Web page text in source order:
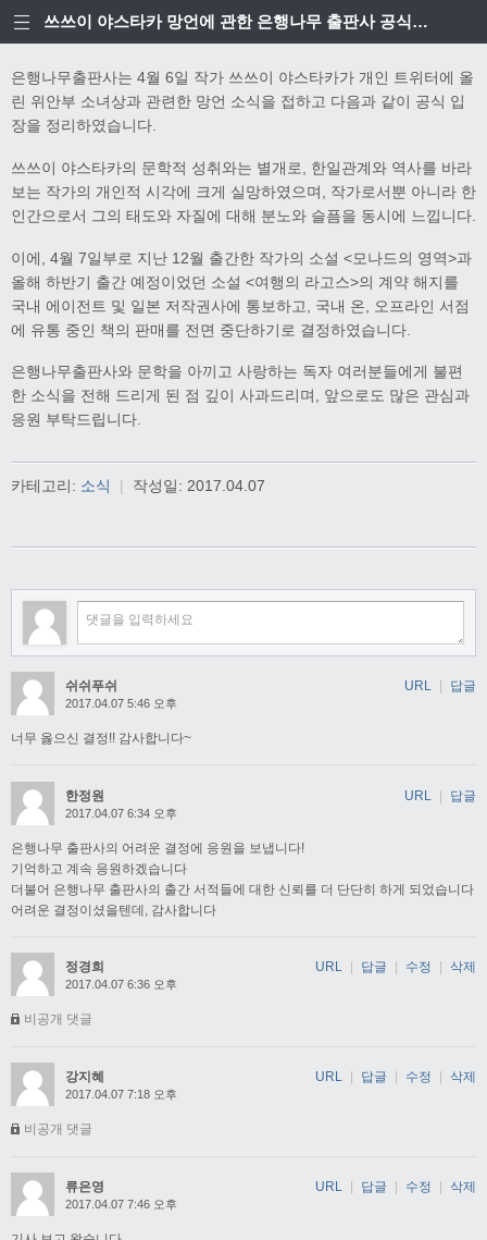
쓰쓰이 야스타카 망언에 관한 은행나무 출판사 공식입장
은행나무출판사는 4월 6일 작가 쓰쓰이 야스타카가 개인 트위터에 올
린 위안부 소녀상과 관련한 망언 소식을 접하고 다음과 같이 공식 입
장을 정리하였습니다.
쓰쓰이 야스타카의 문학적 성취와는 별개로, 한일관계와 역사를 바라
보는 작가의 개인적 시각에 크게 실망하였으며, 작가로서뿐 아니라 한
인간으로서 그의 태도와 자질에 대해 분노와 슬픔을 동시에 느낍니다.
이에, 4월 7일부로 지난 12월 출간한 작가의 소설 <모나드의 영역>과
올해 하반기 출간 예정이었던 소설 <여행의 라고스>의 계약 해지를
국내 에이전트 및 일본 저작권사에 통보하고, 국내 온, 오프라인 서점
에 유통 중인 책의 판매를 전면 중단하기로 결정하였습니다.
은행나무출판사와 문학을 아끼고 사랑하는 독자 여러분들에게 불편
한 소식을 전해 드리게 된 점 깊이 사과드리며, 앞으로도 많은 관심과
응원 부탁드립니다.
카테고리: 소식 | 작성일: 2017.04.07
쉬쉬푸쉬
2017.04.07 5:46 오후
너무 옳으신 결정!! 감사합니다~
URL | 답글
한정원
2017.04.07 6:34 오후
은행나무 출판사의 어려운 결정에 응원을 보냅니다!
기억하고 계속 응원하겠습니다
더불어 은행나무 출판사의 출간 서적들에 대한 신뢰를 더 단단히 하게 되었습니다
어려운 결정이셨을텐데, 감사합니다
URL | 답글
정경희
2017.04.07 6:36 오후
비공개 댓글
URL 답글 수정 삭제
강지혜
2017.04.07 7:18 오후
비공개 댓글
URL 답글 수정 삭제
류은영
2017.04.07 7:46 오후
URL 답글 수정 삭제